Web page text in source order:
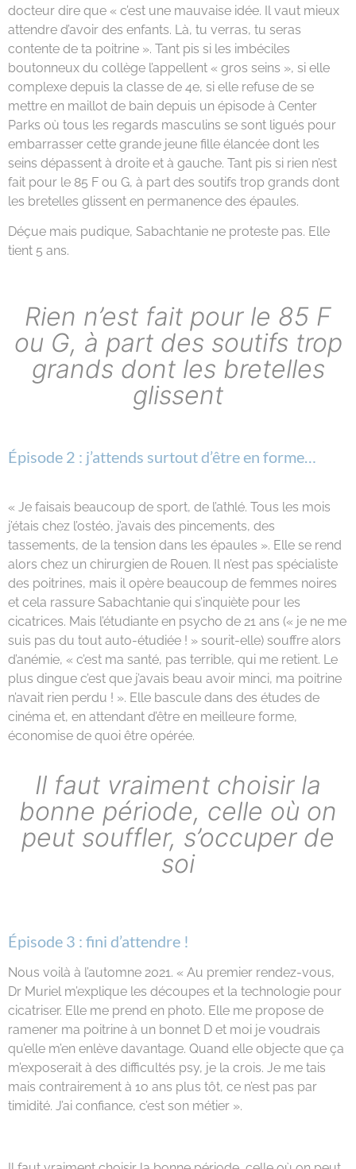
docteur dire que « c’est une mauvaise idée. Il vaut mieux
attendre d’avoir des enfants. Là, tu verras, tu seras
contente de ta poitrine ». Tant pis si les imbéciles
boutonneux du collège l’appellent « gros seins », si elle
complexe depuis la classe de 4e, si elle refuse de se
mettre en maillot de bain depuis un épisode à Center
Parks où tous les regards masculins se sont ligués pour
embarrasser cette grande jeune fille élancée dont les
seins dépassent à droite et à gauche. Tant pis si rien n’est
fait pour le 85 F ou G, à part des soutifs trop grands dont
les bretelles glissent en permanence des épaules.
Déçue mais pudique, Sabachtanie ne proteste pas. Elle
tient 5 ans.
Rien n’est fait pour le 85 F
ou G, à part des soutifs trop
grands dont les bretelles
glissent
Épisode 2 : j’attends surtout d’être en forme…
« Je faisais beaucoup de sport, de l’athlé. Tous les mois
j’étais chez l’ostéo, j’avais des pincements, des
tassements, de la tension dans les épaules ». Elle se rend
alors chez un chirurgien de Rouen. Il n’est pas spécialiste
des poitrines, mais il opère beaucoup de femmes noires
et cela rassure Sabachtanie qui s’inquiète pour les
cicatrices. Mais l’étudiante en psycho de 21 ans (« je ne me
suis pas du tout auto-étudiée ! » sourit-elle) souffre alors
d’anémie, « c’est ma santé, pas terrible, qui me retient. Le
plus dingue c’est que j’avais beau avoir minci, ma poitrine
n’avait rien perdu ! ». Elle bascule dans des études de
cinéma et, en attendant d’être en meilleure forme,
économise de quoi être opérée.
Il faut vraiment choisir la
bonne période, celle où on
peut souffler, s’occuper de
soi
Épisode 3 : fini d’attendre !
Nous voilà à l’automne 2021. « Au premier rendez-vous,
Dr Muriel m’explique les découpes et la technologie pour
cicatriser. Elle me prend en photo. Elle me propose de
ramener ma poitrine à un bonnet D et moi je voudrais
qu’elle m’en enlève davantage. Quand elle objecte que ça
m’exposerait à des difficultés psy, je la crois. Je me tais
mais contrairement à 10 ans plus tôt, ce n’est pas par
timidité. J’ai confiance, c’est son métier ».